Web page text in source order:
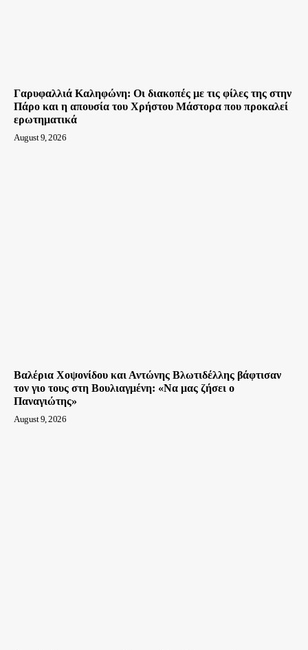
Γαρυφαλλιά Καληφώνη: Οι διακοπές με τις φίλες της στην
Πάρο και η απουσία του Χρήστου Μάστορα που προκαλεί
ερωτηματικά
August 9, 2026
Βαλέρια Χοψονίδου και Αντώνης Βλωτιδέλλης βάφτισαν
τον γιο τους στη Βουλιαγμένη: «Να μας ζήσει ο
Παναγιώτης»
August 9, 2026